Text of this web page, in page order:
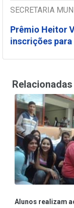
SECRETARIA
Prêmio Heitor
inscrições para
Relacionadas
Alunos realizam